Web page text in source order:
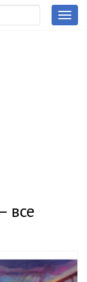
все